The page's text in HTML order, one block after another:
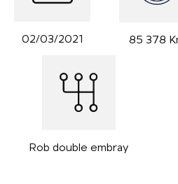
02/03/2021 85 378
Rob double embray